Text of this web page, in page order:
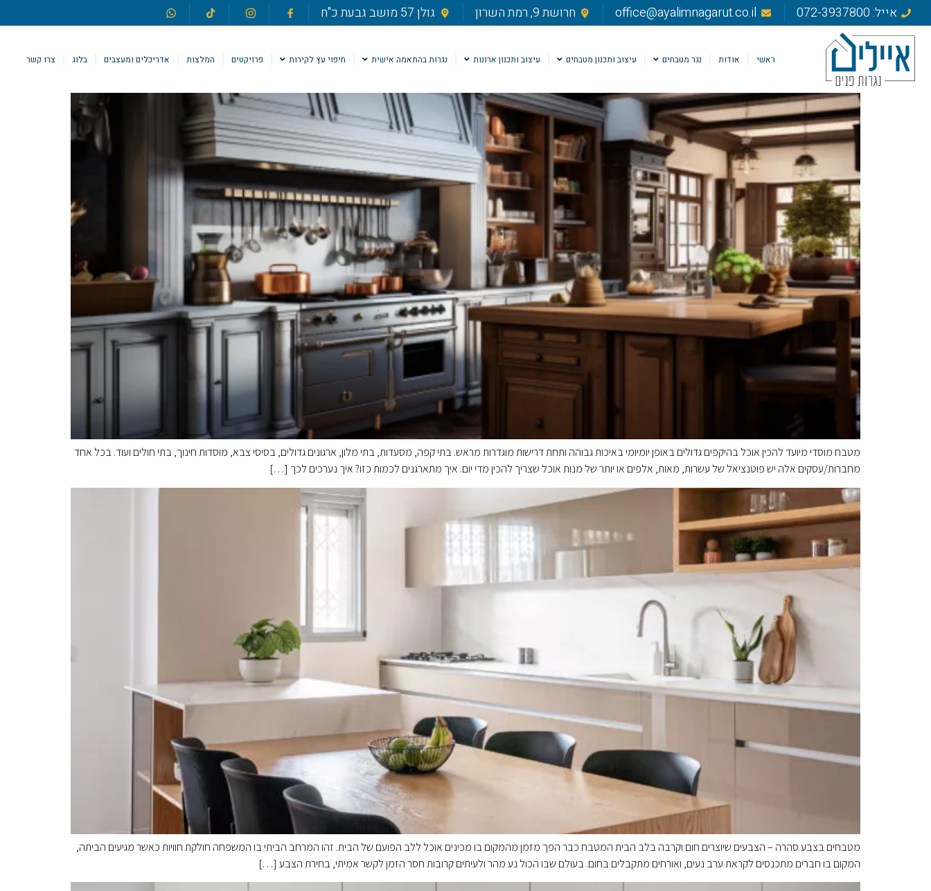
אייל: 072-3937800 office@ayalimnagarut.co.il חרושת 9, רמת השרון גולן 57 מושב גבעת כ"ח
ראשי אודות נגר מטבחים עיצוב ותכנון מטבחים עיצוב ותכנון ארונות נגרות בהתאמה אישית חיפוי עץ לקירות פרויקטים המלצות אדריכלים ומעצבים בלוג צרו קשר
מטבח מוסדי מיועד להכין אוכל בהיקפים גדולים באופן יומיומי באיכות גבוהה ותחת דרישות מוגדרות מראש. בתי קפה, מסעדות, בתי מלון, ארגונים גדולים, בסיסי צבא, מוסדות חינוך, בתי חולים ועוד. בכל אחד
מחברות/עסקים אלה יש פוטנציאל של עשרות, מאות, אלפים או יותר של מנות אוכל שצריך להכין מדי יום. איך מתארגנים לכמות כזו? איך נערכים לכך […]
מטבחים בצבע סהרה – הצבעים שיוצרים חום וקרבה בלב הבית המטבח כבר הפך מזמן מהמקום בו מכינים אוכל ללב הפועם של הבית. זהו המרחב הביתי בו המשפחה חולקת חוויות כאשר מגיעים הביתה,
המקום בו חברים מתכנסים לקראת ערב נעים, ואורחים מתקבלים בחום. בעולם שבו הכול נע מהר ולעיתים קרובות חסר הזמן לקשר אמיתי, בחירת הצבע […]